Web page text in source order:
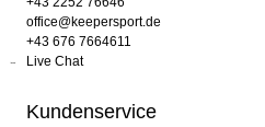
office@keepersport.de
+43 676 7664611
Live Chat
Kundenservice